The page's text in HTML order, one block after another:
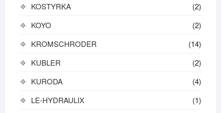
KOSTYRKA
(2)
KOYO
(2)
KROMSCHRODER
(14)
KUBLER
(2)
KURODA
(4)
LE-HYDRAULIX
(1)